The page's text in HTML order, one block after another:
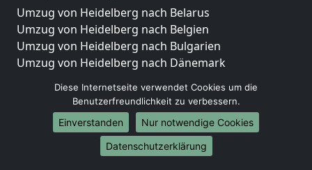
Umzug von Heidelberg nach Belarus
Umzug von Heidelberg nach Belgien
Umzug von Heidelberg nach Bulgarien
Umzug von Heidelberg nach Dänemark
Umzug von Heidelberg nach Portugal
Umzug von Heidelberg nach Bosnien
und Herzegowina
Umzug von Heidelberg nach Irland
Diese Internetseite verwendet Cookies um die
Benutzerfreundlichkeit zu verbessern.
Einverstanden
Nur notwendige Cookies
Datenschutzerklärung